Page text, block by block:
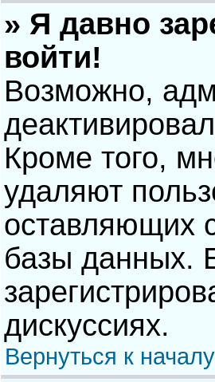
» Я давно
войти!
Возможно,
Кроме того,
удаляют
оставляющих
базы данных.
дискуссиях.
Вернуться к началу